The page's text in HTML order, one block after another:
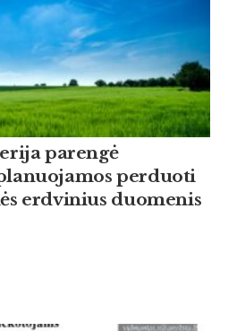
parengė
perduoti
erdvinius duomenis